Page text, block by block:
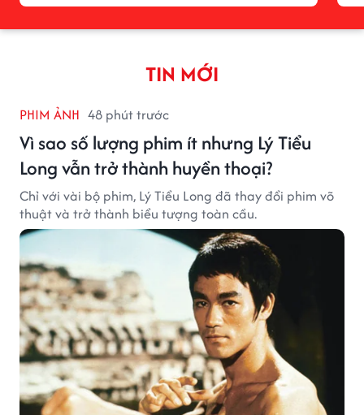
TIN MỚI
PHIM ẢNH 48 phút trước
Vì sao số lượng phim ít nhưng Lý Tiểu
Long vẫn trở thành huyền thoại?
Chỉ với vài bộ phim, Lý Tiểu Long đã thay đổi phim võ
thuật và trở thành biểu tượng toàn cầu.